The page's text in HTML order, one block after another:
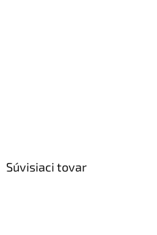
Súvisiaci tovar